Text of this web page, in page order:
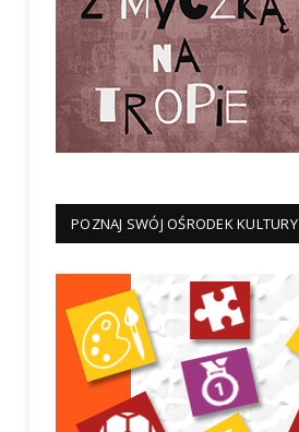
POZNAJ SWÓJ OŚRODEK KULTURY